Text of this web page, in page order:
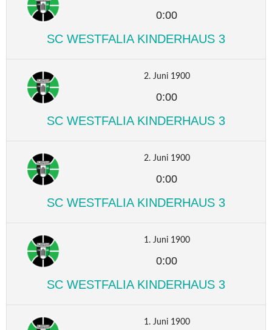
0:00
SC WESTFALIA KINDERHAUS 3
2. Juni 1900
0:00
SC WESTFALIA KINDERHAUS 3
2. Juni 1900
0:00
SC WESTFALIA KINDERHAUS 3
1. Juni 1900
0:00
SC WESTFALIA KINDERHAUS 3
1. Juni 1900